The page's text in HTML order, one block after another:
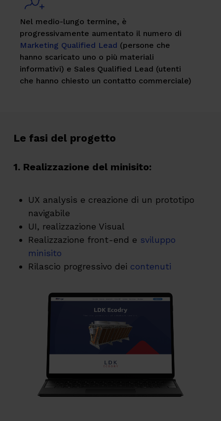
Nel medio-lungo termine, è
progressivamente aumentato il numero di
Marketing Qualified Lead (persone che
hanno scaricato uno o più materiali
informativi) e Sales Qualified Lead (utenti
che hanno chiesto un contatto commerciale)
Le fasi del progetto
1. Realizzazione del minisito:
UX analysis e creazione di un prototipo
navigabile
UI, realizzazione Visual
Realizzazione front-end e sviluppo
minisito
Rilascio progressivo dei contenuti